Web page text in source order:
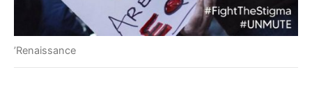
’Renaissance